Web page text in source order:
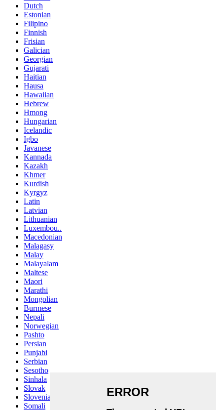
Dutch
Estonian
Filipino
Finnish
Frisian
Galician
Georgian
Gujarati
Haitian
Hausa
Hawaiian
Hebrew
Hmong
Hungarian
Icelandic
Igbo
Javanese
Kannada
Kazakh
Khmer
Kurdish
Kyrgyz
Latin
Latvian
Lithuanian
Luxembou..
Macedonian
Malagasy
Malay
Malayalam
Maltese
Maori
Marathi
Mongolian
Burmese
Nepali
Norwegian
Pashto
Persian
Punjabi
Serbian
Sesotho
Sinhala
Slovak
Slovenian
Somali